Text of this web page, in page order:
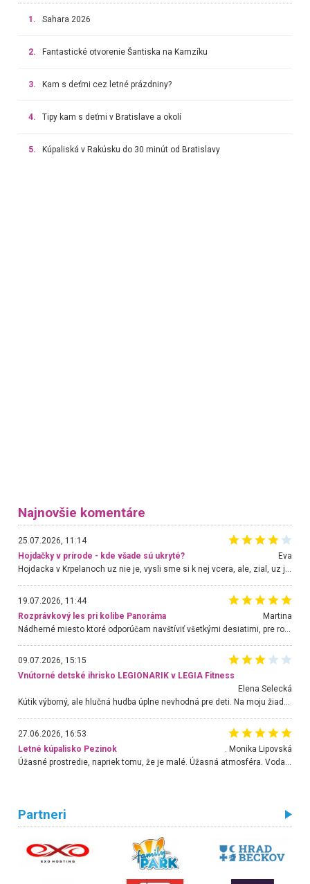
1. Sahara 2026
2. Fantastické otvorenie Šantiska na Kamzíku
3. Kam s deťmi cez letné prázdniny?
4. Tipy kam s deťmi v Bratislave a okolí
5. Kúpaliská v Rakúsku do 30 minút od Bratislavy
Najnovšie komentáre
25.07.2026, 11:14
Hojdačky v prírode - kde všade sú ukryté?
Eva
Hojdacka v Krpelanoch uz nie je, vysli sme si k nej vcera, ale, zial, uz je znicena. Ak sem planujete cestu len kvoli hojdacke, mozete si ju usetrit. Krasny vyhlad je tu vsak aj bez hojdacky :-)
19.07.2026, 11:44
Rozprávkový les pri kolibe Panoráma
Martina
Nádherné miesto ktoré odporúčam navštíviť všetkými desiatimi, pre rodiny s deťmi, dôchodcom... Proste a jednoducho ozaj rozprávkový les.. určite ešte prídeme. Odniesli sme si na pamiatku krásne tričká,
09.07.2026, 15:15
Vnútorné detské ihrisko LEGIONARIK v LEGIA Fitness
Elena Selecká
Kútik výborný, ale hlučná hudba úplne nevhodná pre deti. Na moju žiadosť o aspoň sušenie nereagovali.
27.06.2026, 16:53
Letné kúpalisko Pezinok
. Monika Lipovská
Úžasné prostredie, napriek tomu, že je malé. Úžasná atmosféra. Voda fantastická a nádherná. Ľudí je pomerne veľa, ale su mili a ohľaduplní. Je veľmi zaujímavé sledovať, ako dokážu spolu športovať cudzí ľudia a bez ohľadu na vek. Vládne tu pohoda. Vnuka neviem dostať z vody. Ďakujem za krásny deň . Urcite sa sem vrátim. Jediný problém je s parkovaním, ale aj ten sa mi podarilo vyriešiť. Monika Bratislava
Partneri